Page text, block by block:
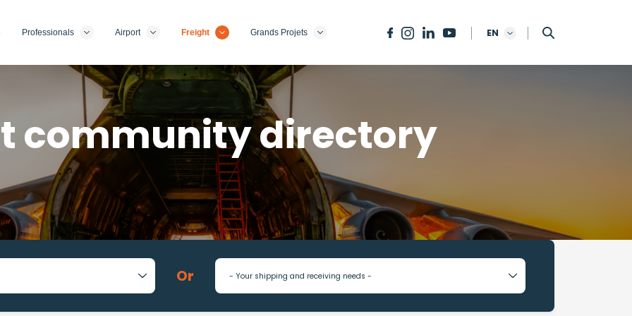
Professionals Airport Freight Grands Projets EN
community directory
Or